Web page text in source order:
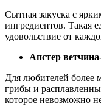
Сытная закуска с
ингредиентов. Такая
удовольствие от
Апстер
Для любителей более
грибы и
которое невозможно